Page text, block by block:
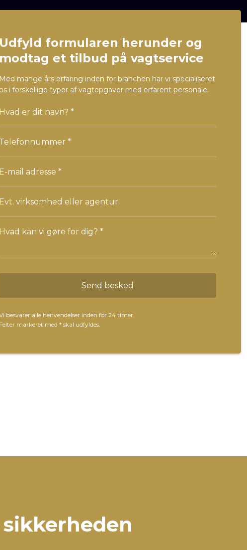
Udfyld formularen herunder og
modtag et tilbud på vagtservice
Med mange års erfaring inden for branchen har vi specialiseret
os i forskellige typer af vagtopgaver med erfarent personale.
besvarer alle henvendelser inden for 24 timer.
Felter markeret med* skal udfyldes.​